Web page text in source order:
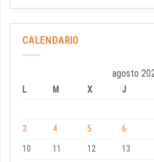
CALENDARIO
agosto
L M X J
3
4 5 6
10
11 12 13